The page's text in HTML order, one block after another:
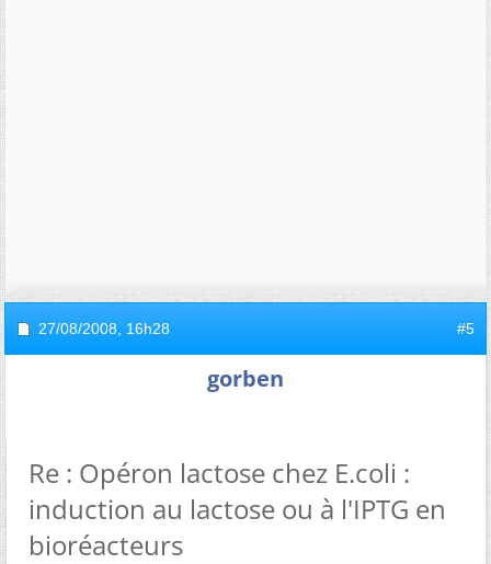
27/08/2008, 16h28 #5
gorben
Re : Opéron lactose chez E.coli :
induction au lactose ou à l'IPTG en
bioréacteurs